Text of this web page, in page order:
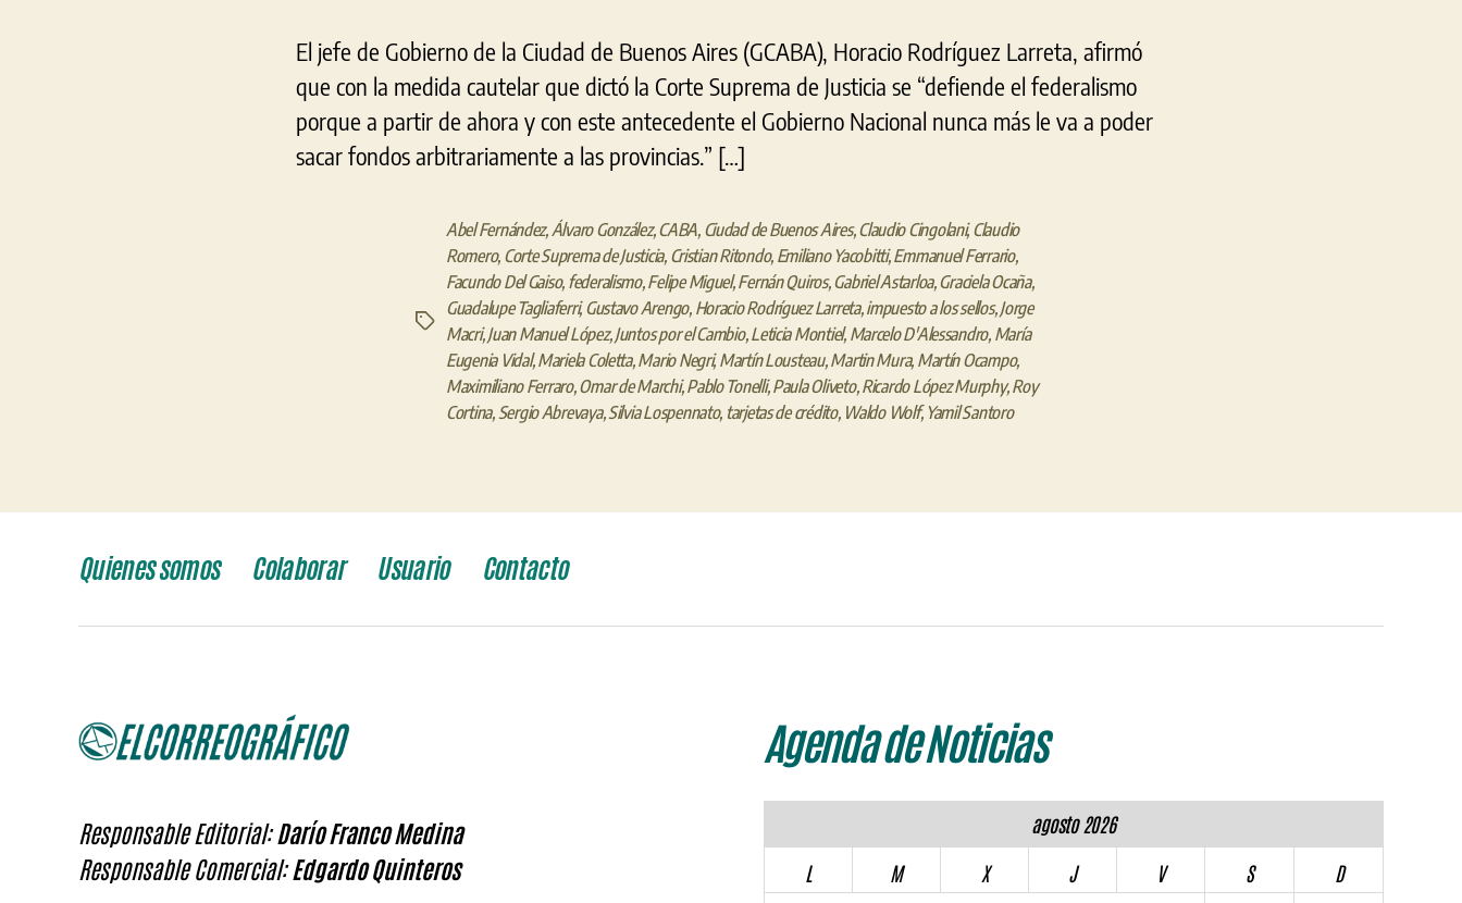
$
100
mil
millones,
las
tarjetas
de
crédito
El jefe de Gobierno de la Ciudad de Buenos Aires (GCABA), Horacio Rodríguez Larreta, afirmó
que con la medida cautelar que dictó la Corte Suprema de Justicia se “defiende el federalismo
porque a partir de ahora y con este antecedente el Gobierno Nacional nunca más le va a poder
sacar fondos arbitrariamente a las provincias.” […]
Etiquetas
Abel Fernández, Álvaro González,CABA, Ciudad de Buenos Aires,Claudio Cingolani,Claudio
Romero, Corte Suprema de Justicia, Cristian Ritondo, Emiliano Yacobitti,Emmanuel Ferrario,
Facundo Del Gaiso, federalismo,Felipe Miguel,Fernán Quiros,Gabriel Astarloa,Graciela Ocaña,
Guadalupe Tagliaferri,Gustavo Arengo, Horacio Rodríguez Larreta,impuesto a los sellos,Jorge
Macri,Juan Manuel López,Juntos por el Cambio,Leticia Montiel, Marcelo D'Alessandro, María
Eugenia Vidal,Mariela Coletta,Mario Negri,Martín Lousteau,Martin Mura, Martín Ocampo,
Maximiliano Ferraro,Omar de Marchi,Pablo Tonelli,Paula Oliveto,Ricardo López Murphy,Roy
Cortina, Sergio Abrevaya,Silvia Lospennato, tarjetas de crédito, Waldo Wolf,Yamil Santoro
Quienes somos Colaborar Usuario Contacto
Responsable Editorial:Darío Franco Medina
Responsable Comercial:Edgardo Quinteros
Agenda de Noticias
agosto 2026
L
M X J V S
D